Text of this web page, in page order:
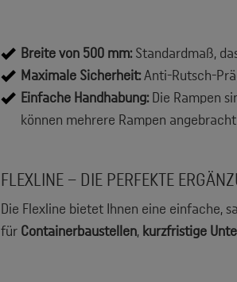
Breite von 500 mm:Standardmaß,
Maximale Sicherheit:Anti-Rutsch-
Einfache Handhabung:Die Rampen
können mehrere Rampen
FLEXLINE – DIE PERFEKTE
Die Flexline bietet Ihnen eine einfache,
für Containerbaustellen, kurzfristige